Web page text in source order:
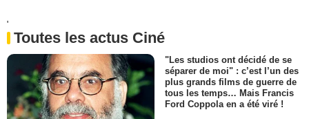
'
Toutes les actus Ciné
"Les studios ont décidé de se
séparer de moi" : c’est l’un des
plus grands films de guerre de
tous les temps… Mais Francis
Ford Coppola en a été viré !